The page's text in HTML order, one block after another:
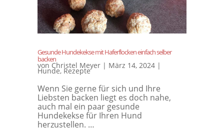
Gesunde Hundekekse mit Haferflocken einfach selber
backen
von Christel Meyer| März 14, 2024|
Hunde, Rezepte
Wenn Sie gerne für sich und Ihre
Liebsten backen liegt es doch nahe,
auch mal ein paar gesunde
Hundekekse für Ihren Hund
herzustellen. …